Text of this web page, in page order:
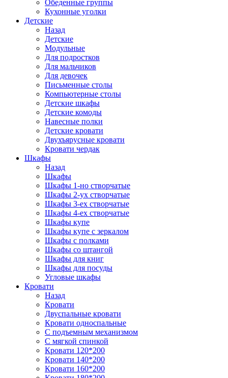
Обеденные группы
Кухонные уголки
Детские
Назад
Детские
Модульные
Для подростков
Для мальчиков
Для девочек
Письменные столы
Компьютерные столы
Детские шкафы
Детские комоды
Навесные полки
Детские кровати
Двухъярусные кровати
Кровати чердак
Шкафы
Назад
Шкафы
Шкафы 1-но створчатые
Шкафы 2-ух створчатые
Шкафы 3-ех створчатые
Шкафы 4-ех створчатые
Шкафы купе
Шкафы купе с зеркалом
Шкафы с полками
Шкафы со штангой
Шкафы для книг
Шкафы для посуды
Угловые шкафы
Кровати
Назад
Кровати
Двуспальные кровати
Кровати односпальные
С подъемным механизмом
С мягкой спинкой
Кровати 120*200
Кровати 140*200
Кровати 160*200